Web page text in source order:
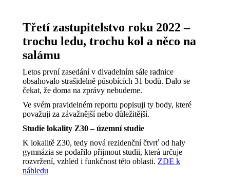
Třetí zastupitelstvo roku 2022 –
trochu ledu, trochu kol a něco na
salámu
Letos první zasedání v divadelním sále radnice
obsahovalo strašidelně působících 31 bodů. Dalo se
čekat, že doma na zprávy nebudeme.
Ve svém pravidelném reportu popisuji ty body, které
považuji za závažnější nebo důležitější.
Studie lokality Z30 – územní studie
K lokalitě Z30, tedy nová rezidenční čtvrť od haly
gymnázia se podařilo přijmout studii, která určuje
rozvržení, vzhled i funkčnost této oblasti. ZDE k
náhledu